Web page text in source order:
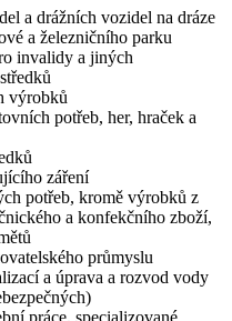
a drážních vozidel na dráze
a železničního parku
invalidy a jiných
výrobků
potřeb, her, hraček a
záření
potřeb, kromě výrobků z
a konfekčního zboží,
průmyslu
a úprava a rozvod vody